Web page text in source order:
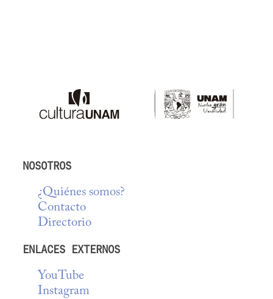
NOSOTROS
¿Quiénes somos?
Contacto
Directorio
ENLACES EXTERNOS
YouTube
Instagram